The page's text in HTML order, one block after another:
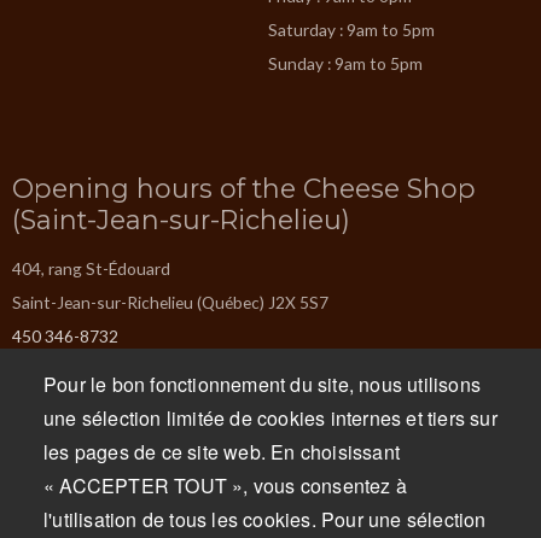
Saturday : 9am to 5pm
Sunday : 9am to 5pm
Opening hours of the Cheese Shop
(Saint-Jean-sur-Richelieu)
404, rang St-Édouard
Saint-Jean-sur-Richelieu (Québec) J2X 5S7
450 346-8732
Monday : Closed
Tuesday : Closed
Wednesday : 9am to 5pm
Thursday : 9am to 5pm
Pour le bon fonctionnement du site, nous utilisons
une sélection limitée de cookies internes et tiers sur
les pages de ce site web. En choisissant
« ACCEPTER TOUT », vous consentez à
l'utilisation de tous les cookies. Pour une sélection